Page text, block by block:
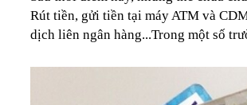
Rút tiền, gửi tiền tại máy ATM và
dịch liên ngân hàng...Trong một số